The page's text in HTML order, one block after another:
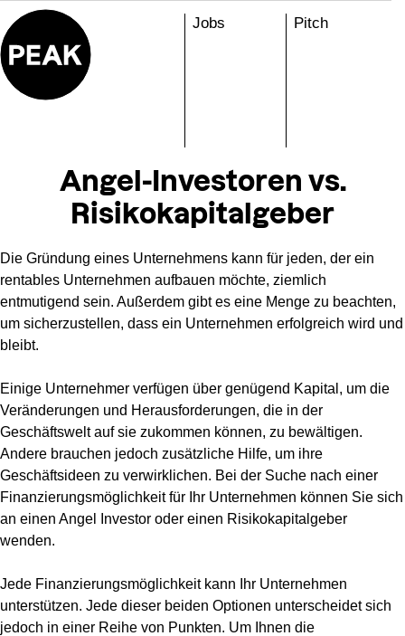
to
content
Jobs Pitch
Angel-Investoren vs.
Risikokapitalgeber
Die Gründung eines Unternehmens kann für jeden, der ein
rentables Unternehmen aufbauen möchte, ziemlich
entmutigend sein. Außerdem gibt es eine Menge zu beachten,
um sicherzustellen, dass ein Unternehmen erfolgreich wird und
bleibt.
Einige Unternehmer verfügen über genügend Kapital, um die
Veränderungen und Herausforderungen, die in der
Geschäftswelt auf sie zukommen können, zu bewältigen.
Andere brauchen jedoch zusätzliche Hilfe, um ihre
Geschäftsideen zu verwirklichen. Bei der Suche nach einer
Finanzierungsmöglichkeit für Ihr Unternehmen können Sie sich
an einen Angel Investor oder einen Risikokapitalgeber
wenden.
Jede Finanzierungsmöglichkeit kann Ihr Unternehmen
unterstützen. Jede dieser beiden Optionen unterscheidet sich
jedoch in einer Reihe von Punkten. Um Ihnen die